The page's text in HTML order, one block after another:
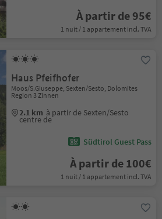
À partir de 95€
1 nuit / 1 appartement incl. TVA
Haus Pfeifhofer
Moos/S.Giuseppe, Sexten/Sesto, Dolomites
Region 3 Zinnen
2.1 km à partir de Sexten/Sesto
centre de
Südtirol Guest Pass
À partir de 100€
1 nuit / 1 appartement incl. TVA